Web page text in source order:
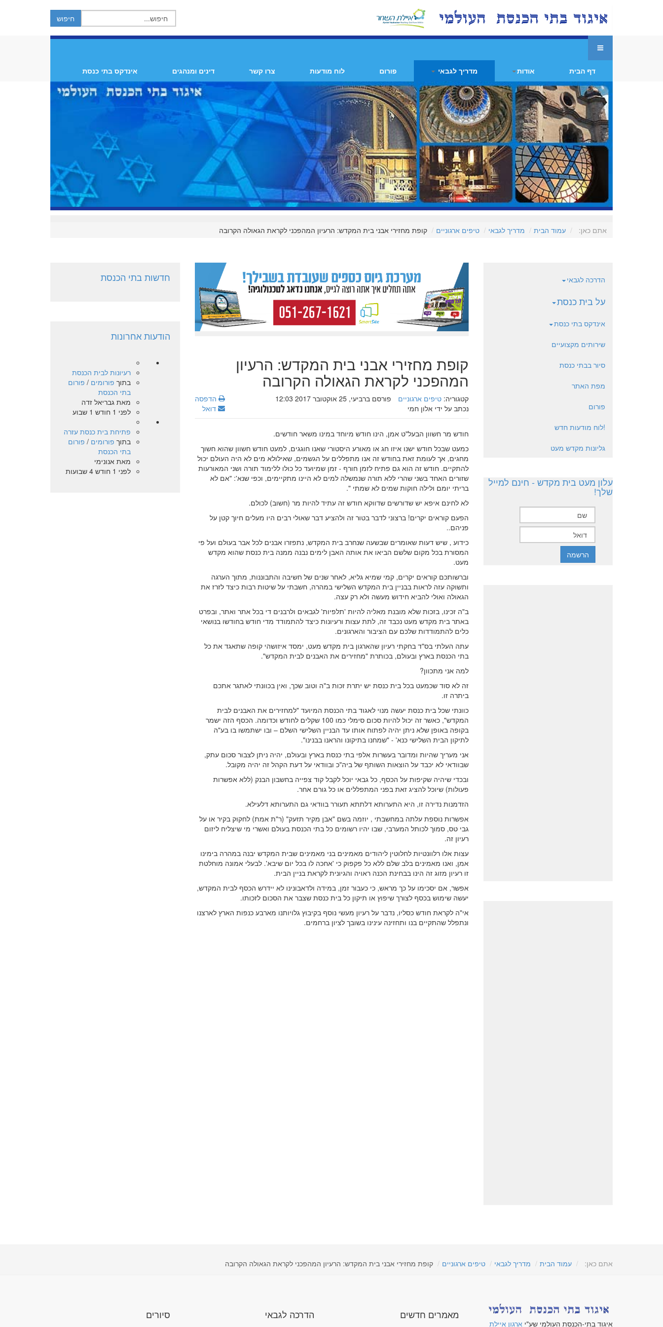
דף הבית אודות מדריך לגבאי פורום לוח מודעות צרו קשר דינים ומנהגים אינדקס בתי כנסת
אתם כאן: עמוד הבית מדריך לגבאי טיפים ארגוניים קופת מחזירי אבני בית המקדש: הרעיון המהפכני לקראת הגאולה הקרובה
קופת מחזירי אבני בית המקדש: הרעיון
המהפכני לקראת הגאולה הקרובה
הדפסה
דואל
קטגוריה:טיפים ארגוניים
פורסם ברביעי, 25 אוקטובר 2017 12:03
נכתב על ידי אלון חמי
חודש מר חשוון הבעל"ט אמן, הינו חודש מיוחד במינו משאר חודשים.
כמעט שבכל חודש ישנו איזו חג או מאורע היסטורי שאנו חוגגים, למעט חודש חשוון שהוא חשוך
מחגים, אך לעומת זאת בחודש זה אנו מתפללים על הגשמים, שאילולא מים לא היה העולם יכול
להתקיים. חודש זה הוא גם פתיח לזמן חורף - זמן שמיועד כל כולו ללימוד תורה ושני המאורעות
שזורים האחד בשני שהרי ללא תורה שנמשלה למים לא היינו מתקיימים, וכפי שנא': "אם לא
בריתי יומם ולילה חוקות שמים לא שמתי ".
לא לחינם איפא יש שדורשים שדווקא חודש זה עתיד להיות מר (חשוב) לכולם.
הפעם קוראים יקרים! ברצוני לדבר בטור זה ולהציע דבר שאולי רבים היו מעלים חיוך קטן על
פניהם..
כידוע , שיש דעות שאומרים שבשעה שנחרב בית המקדש, נתפזרו אבנים לכל אבר בעולם ועל פי
המסורת בכל מקום שלשם הביאו את אותה האבן לימים נבנה ממנה בית כנסת שהוא מקדש
מעט.
וברשותכם קוראים יקרים, קמי שמיא גליא, לאחר שנים של חשיבה והתבוננות, מתוך הערגה
ותשוקה עזה לראות בבניין בית המקדש השלישי במהרה, חשבתי על שיטות רבות כיצד לזרז את
הגאולה ואולי להביא חידוש מעשה ולא רק עצה.
ב"ה זכינו, בזכות שלא מובנת מאליה להיות 'תלפיות' לגבאים ולרבנים די בכל אתר ואתר, ובפרט
באתר בית מקדש מעט נכבד זה, לתת עצות ורעיונות כיצד להתמודד מדי חודש בחודשו בנושאי
כלים להתמודדות שלכם עם הציבור והארגונים.
עתה העלתי בס"ד בחקתי רעיון שהארגון בית מקדש מעט, ימסד איזושהי קופה שתאגד את כל
בתי הכנסת בארץ ובעולם, בכותרת "מחזירים את האבנים לבית המקדש".
למה אני מתכוון?
זה לא סוד שכמעט בכל בית כנסת יש יתרת זכות ב"ה וטוב שכך, ואין בכוונתי לאתגר אתכם
ביתרה זו.
כוונתי שכל בית כנסת יעשה מנוי לאגוד בתי הכנסת המיועד "למחזירים את האבנים לבית
המקדש", כאשר זה יכול להיות סכום סימלי כמו 100 שקלים לחודש וכדומה. הכסף הזה ישמר
בקופה באופן שלא ניתן יהיה לפתוח אותו עד הבניין השלישי השלם – ובו ישתמשו בו בע"ה
לתיקון הבית השלישי כנא' - "שמחנו בתיקונו והראנו בבנינו".
אני מעריך שהיות ומדובר בעשרות אלפי בתי כנסת בארץ ובעולם, יהיה ניתן לצבור סכום עתק,
שבוודאי לא יכבד על הוצאות השותף של ביה"כ ובוודאי על דעת הקהל זה יהיה מקובל.
ובכדי שיהיה שקיפות על הכסף, כל גבאי יוכל לקבל קוד צפייה בחשבון הבנק (ללא אפשרות
פעולות) שיוכל להציג זאת בפני המתפללים או כל גורם אחר.
הזדמנות נדירה זו, היא התערותא דלתתא תעורר בוודאי גם התערותא דלעילא.
אפשרות נוספת עלתה במחשבתי , יוזמה בשם "אבן מקיר תזעק" (ר"ת אמת) לחקוק בקיר או על
גבי טס, סמוך לכותל המערבי, שבו יהיו רשומים כל בתי הכנסת בעולם ואשרי מי שיצליח ליזום
רעיון זה.
עצות אלו רלוונטיות לחלוטין ליהודים מאמינים בני מאמינים שבית המקדש יבנה במהרה בימינו
אמן, ואנו מאמינים בלב שלם ללא כל פקפוק כי 'אחכה לו בכל יום שיבא'. לבעלי אמונה מוחלטת
זו רעיון מזוג זה הינו בבחינת הכנה ראויה והגיונית לקראת בניין הבית.
אפשר, אם יסכימו על כך מראש, כי כעבור זמן, במידה ולדאבונינו לא יידרש הכסף לבית המקדש,
יעשה שימוש בכסף לצורך שיפוץ או תיקון כל בית כנסת שצבר את הסכום לזכותו.
אי"ה לקראת חודש כסליו, נדבר על רעיון מעשי נוסף בקיבוץ גלויותנו מארבע כנפות הארץ לארצנו
ונתפלל שהתקיים בנו ותחזינה עינינו בשובך לציון ברחמים.
הדרכה לגבאי
על בית כנסת
אינדקס בתי כנסת
שירותים מקצועיים
סיור בבתי כנסת
מפת האתר
פורום
!לוח מודעות חדש
גליונות מקדש מעט
עלון מעט בית מקדש - חינם למייל
שלך!
חדשות בתי הכנסת
הודעות אחרונות
רעיונות לבית הכנסת
בתוך פורומים / פורום
בתי הכנסת
מאתגבריאל זדה
לפני 1 חודש 1 שבוע
פתיחת בית כנסת עזרה
בתוך פורומים / פורום
בתי הכנסת
מאתאנונימי
לפני 1 חודש 4 שבועות
אתם כאן: עמוד הבית מדריך לגבאי טיפים ארגוניים קופת מחזירי אבני בית המקדש: הרעיון המהפכני לקראת הגאולה הקרובה
איגוד בתי-הכנסת העולמי שע"י ארגון איילת
מאמרים חדשים הדרכה לגבאי סיורים